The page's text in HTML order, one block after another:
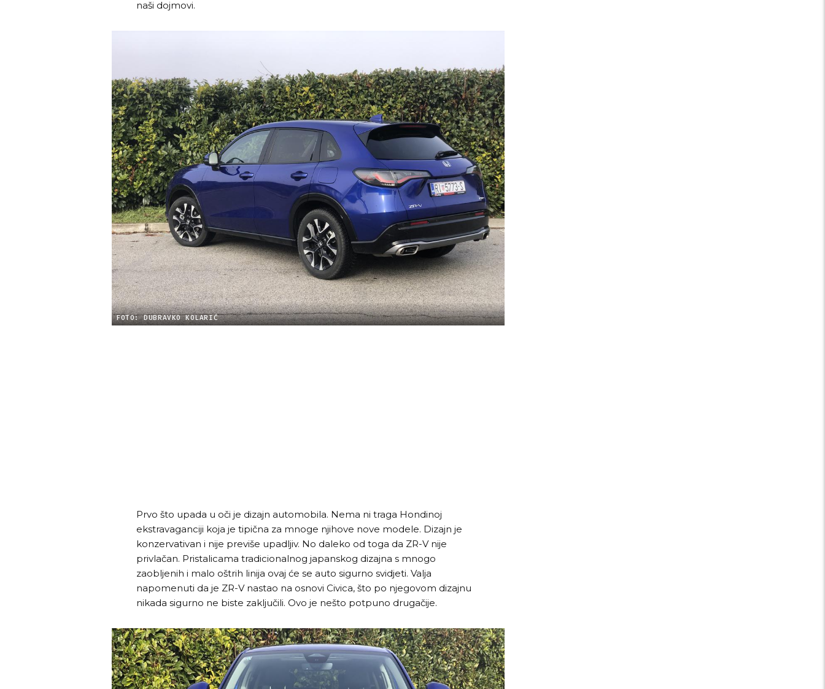
naši dojmovi.
FOTO: DUBRAVKO KOLARIĆ
Prvo što upada u oči je dizajn automobila. Nema ni traga Hondinoj
ekstravaganciji koja je tipična za mnoge njihove nove modele. Dizajn je
konzervativan i nije previše upadljiv. No daleko od toga da ZR-V nije
privlačan. Pristalicama tradicionalnog japanskog dizajna s mnogo
zaobljenih i malo oštrih linija ovaj će se auto sigurno svidjeti. Valja
napomenuti da je ZR-V nastao na osnovi Civica, što po njegovom dizajnu
nikada sigurno ne biste zaključili. Ovo je nešto potpuno drugačije.